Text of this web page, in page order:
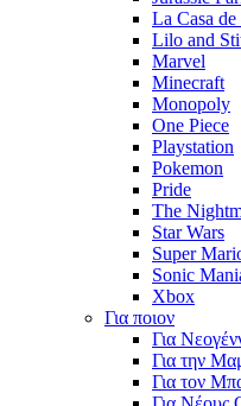
La Casa de
Lilo and
Marvel
Minecraft
Monopoly
One Piece
Playstation
Pokemon
Pride
The
Star Wars
Super
Sonic
Xbox
Για ποιον
Για
Για την
Για τον